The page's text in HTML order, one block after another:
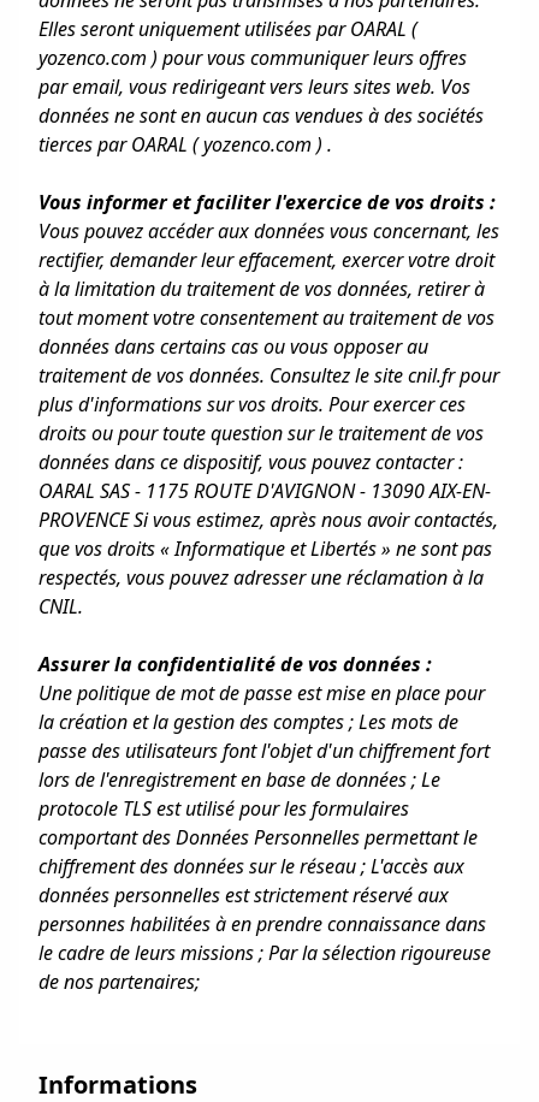
Elles seront uniquement utilisées par OARAL (
yozenco.com ) pour vous communiquer leurs offres
par email, vous redirigeant vers leurs sites web. Vos
données ne sont en aucun cas vendues à des sociétés
tierces par OARAL ( yozenco.com ) .
Vous informer et faciliter l'exercice de vos droits :
Vous pouvez accéder aux données vous concernant, les
rectifier, demander leur effacement, exercer votre droit
à la limitation du traitement de vos données, retirer à
tout moment votre consentement au traitement de vos
données dans certains cas ou vous opposer au
traitement de vos données. Consultez le site cnil.fr pour
plus d'informations sur vos droits. Pour exercer ces
droits ou pour toute question sur le traitement de vos
données dans ce dispositif, vous pouvez contacter :
OARAL SAS - 1175 ROUTE D'AVIGNON - 13090 AIX-EN-
PROVENCE Si vous estimez, après nous avoir contactés,
que vos droits « Informatique et Libertés » ne sont pas
respectés, vous pouvez adresser une réclamation à la
CNIL.
Assurer la confidentialité de vos données :
Une politique de mot de passe est mise en place pour
la création et la gestion des comptes ; Les mots de
passe des utilisateurs font l'objet d'un chiffrement fort
lors de l'enregistrement en base de données ; Le
protocole TLS est utilisé pour les formulaires
comportant des Données Personnelles permettant le
chiffrement des données sur le réseau ; L'accès aux
données personnelles est strictement réservé aux
personnes habilitées à en prendre connaissance dans
le cadre de leurs missions ; Par la sélection rigoureuse
de nos partenaires;
Informations